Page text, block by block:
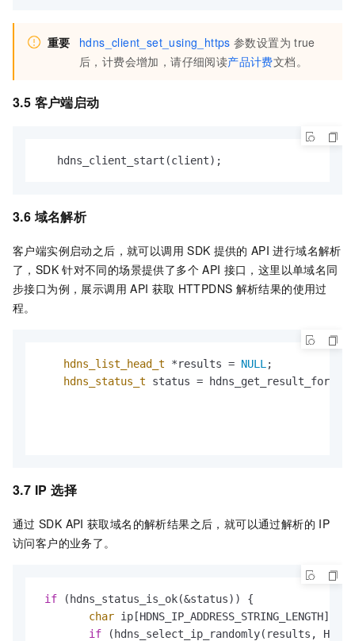
重要 hdns_client_set_using_https 参数设置为 true
后，计费会增加，请仔细阅读产品计费文档。
3.5 客户端启动
   hdns_client_start(client);
3.6 域名解析
客户端实例启动之后，就可以调用 SDK 提供的 API 进行域名解析
了，SDK 针对不同的场景提供了多个 API 接口，这里以单域名同
步接口为例，展示调用 API 获取 HTTPDNS 解析结果的使用过
程。
hdns_list_head_t *results = NULL ;
hdns_status_t status =
3.7 IP 选择
通过 SDK API 获取域名的解析结果之后，就可以通过解析的 IP
访问客户的业务了。
if (hdns_status_is_ok(&status)) {
char ip[HDNS_IP_ADDRESS_STRING_LENGTH];
if (hdns_select_ip_randomly(results,